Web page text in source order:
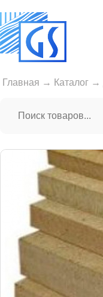
Главная → Каталог →